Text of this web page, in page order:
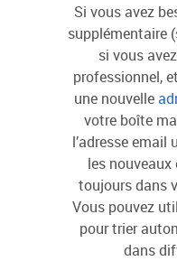
Si vous avez
supplémentaire
si vous
professionnel,
une nouvelle
votre boîte
l’adresse
les
toujours dans
Vous pouvez
pour trier
dans